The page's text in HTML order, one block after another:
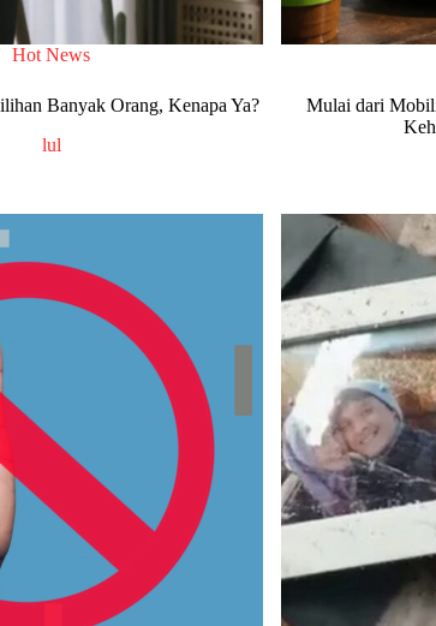
Hot News
Banyak Orang, Kenapa Ya?
lul
Mulai dari